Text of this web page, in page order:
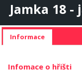
Jamka 18
Informace
Infomace o hřišti